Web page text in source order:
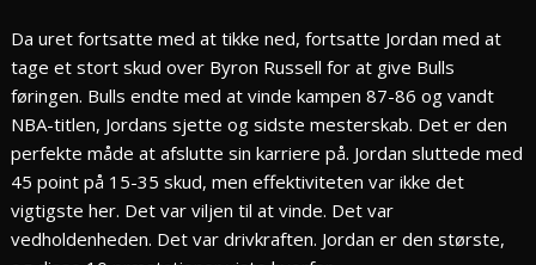
Da uret fortsatte med at tikke ned, fortsatte Jordan med at
tage et stort skud over Byron Russell for at give Bulls
føringen. Bulls endte med at vinde kampen 87-86 og vandt
NBA-titlen, Jordans sjette og sidste mesterskab. Det er den
perfekte måde at afslutte sin karriere på. Jordan sluttede med
45 point på 15-35 skud, men effektiviteten var ikke det
vigtigste her. Det var viljen til at vinde. Det var
vedholdenheden. Det var drivkraften. Jordan er den største,